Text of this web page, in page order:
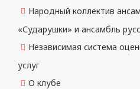
Народный коллектив
«Сударушки» и ансамбль
Независимая система
услуг
О клубе